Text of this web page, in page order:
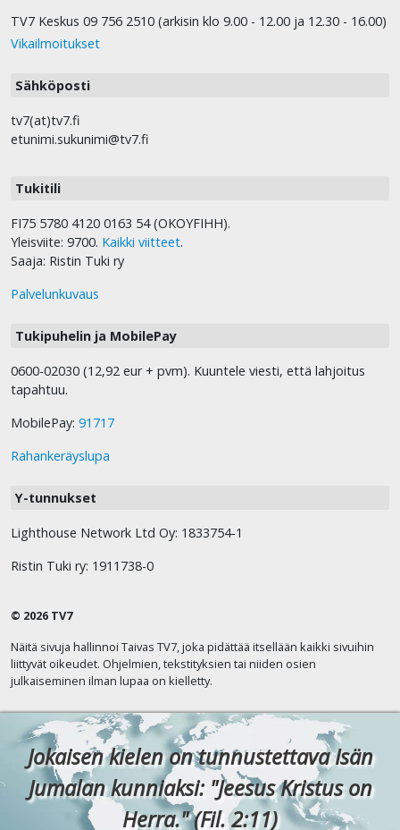
TV7 Keskus 09 756 2510 (arkisin klo 9.00 - 12.00 ja 12.30 - 16.00)
Vikailmoitukset
Sähköposti
tv7(at)tv7.fi
etunimi.sukunimi@tv7.fi
Tukitili
FI75 5780 4120 0163 54 (OKOYFIHH).
Yleisviite: 9700. Kaikki viitteet.
Saaja: Ristin Tuki ry
Palvelunkuvaus
Tukipuhelin ja MobilePay
0600-02030 (12,92 eur + pvm). Kuuntele viesti, että lahjoitus
tapahtuu.
MobilePay: 91717
Rahankeräyslupa
Y-tunnukset
Lighthouse Network Ltd Oy: 1833754-1
Ristin Tuki ry: 1911738-0
© 2026 TV7
Näitä sivuja hallinnoi Taivas TV7, joka pidättää itsellään kaikki sivuihin
liittyvät oikeudet. Ohjelmien, tekstityksien tai niiden osien
julkaiseminen ilman lupaa on kielletty.
Jokaisen kielen on tunnustettava Isän
Jumalan kunniaksi: "Jeesus Kristus on
Herra." (Fil. 2:11)